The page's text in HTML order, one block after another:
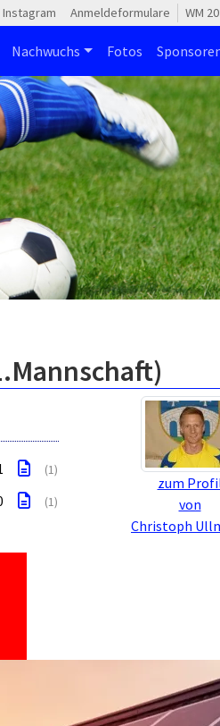
Instagram Anmeldeformulare WM
Nachwuchs Fotos
zum
von
Christoph
(1)
(1)